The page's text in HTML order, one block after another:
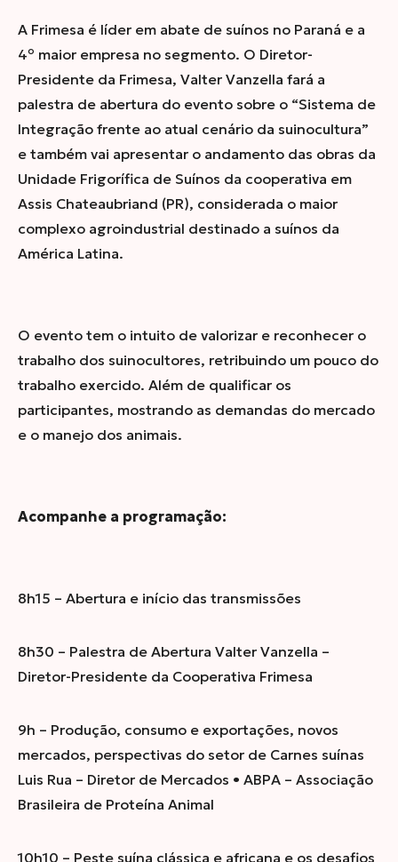
A Frimesa é líder em abate de suínos no Paraná e a
4º maior empresa no segmento. O Diretor-
Presidente da Frimesa, Valter Vanzella fará a
palestra de abertura do evento sobre o “Sistema de
Integração frente ao atual cenário da suinocultura”
e também vai apresentar o andamento das obras da
Unidade Frigorífica de Suínos da cooperativa em
Assis Chateaubriand (PR), considerada o maior
complexo agroindustrial destinado a suínos da
América Latina.
O evento tem o intuito de valorizar e reconhecer o
trabalho dos suinocultores, retribuindo um pouco do
trabalho exercido. Além de qualificar os
participantes, mostrando as demandas do mercado
e o manejo dos animais.
Acompanhe a programação:
8h15 – Abertura e início das transmissões
8h30 – Palestra de Abertura Valter Vanzella –
Diretor-Presidente da Cooperativa Frimesa
9h – Produção, consumo e exportações, novos
mercados, perspectivas do setor de Carnes suínas
Luis Rua – Diretor de Mercados • ABPA – Associação
Brasileira de Proteína Animal
10h10 – Peste suína clássica e africana e os desafios